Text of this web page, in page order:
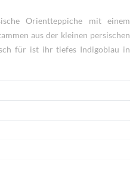
Orientteppiche mit einem
aus der kleinen persischen
für ist ihr tiefes Indigoblau in